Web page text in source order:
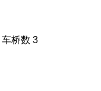
车桥数 3